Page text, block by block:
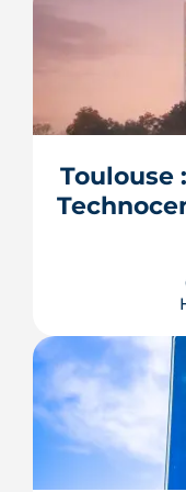
Toulouse
Avenue
chantier de
coulisses
Métropole.